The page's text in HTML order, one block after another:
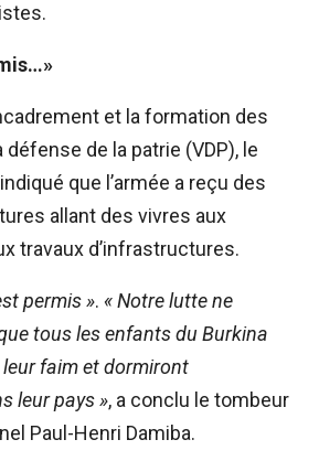
et la formation des
de la patrie (VDP), le
que l’armée a reçu des
allant des vivres aux
travaux d’infrastructures.
permis ». « Notre lutte ne
tous les enfants du Burkina
faim et dormiront
leur pays », a conclu le tombeur
Paul-Henri Damiba.